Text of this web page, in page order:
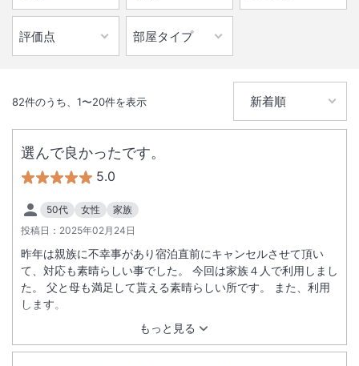
82件のうち、 1〜20件を表示
選んで良かったです。
5.0
50代 女性
家族
投稿日： 2025年02月24日
もっと見る
昨年は親族に不幸事があり宿泊直前にキャンセルさせて頂い
て、対応も素晴らしい事でした。 今回は家族４人で利用しまし
た。 父と母も満足して貰える素晴らしい所です。 また、利用
します。